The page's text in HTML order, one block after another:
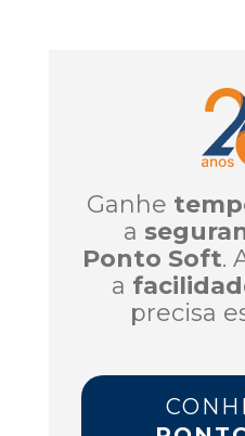
Ganhe
a
Ponto Soft.
a
precisa